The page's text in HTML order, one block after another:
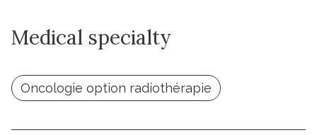
Medical specialty
Oncologie option radiothérapie